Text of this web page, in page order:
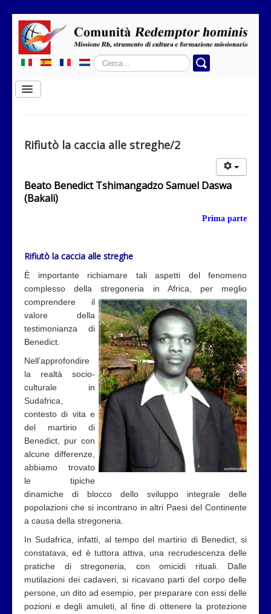
Cerca...
Cambia
Chi siamo
Rubriche
Contatti
Rifiutò la caccia alle streghe/2
Beato Benedict Tshimangadzo Samuel Daswa
(Bakali)
Prima parte
Rifiutò la caccia alle streghe
È importante richiamare tali aspetti del fenomeno
complesso della stregoneria in Africa, per meglio
comprendere il
valore della
testimonianza di
Benedict.
Nell’approfondire
la realtà socio-
culturale in
Sudafrica,
contesto di vita e
del martirio di
Benedict, pur con
alcune differenze,
abbiamo trovato
le tipiche
dinamiche di blocco dello sviluppo integrale delle
popolazioni che si incontrano in altri Paesi del Continente
a causa della stregoneria.
In Sudafrica, infatti, al tempo del martirio di Benedict, si
constatava, ed è tuttora attiva, una recrudescenza delle
pratiche di stregoneria, con omicidi rituali. Dalle
mutilazioni dei cadaveri, si ricavano parti del corpo delle
persone, un dito ad esempio, per preparare con essi delle
pozioni e degli amuleti, al fine di ottenere la protezione